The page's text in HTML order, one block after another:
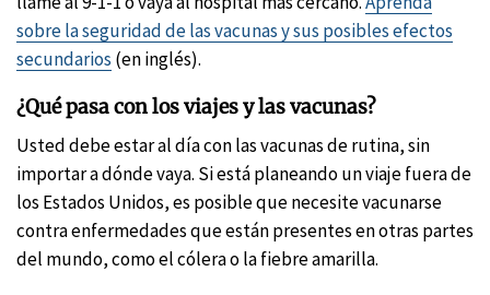
sobre la seguridad de las vacunas y sus posibles efectos
secundarios (en inglés).
¿Qué pasa con los viajes y las vacunas?
Usted debe estar al día con las vacunas de rutina, sin
importar a dónde vaya. Si está planeando un viaje fuera de
los Estados Unidos, es posible que necesite vacunarse
contra enfermedades que están presentes en otras partes
del mundo, como el cólera o la fiebre amarilla.